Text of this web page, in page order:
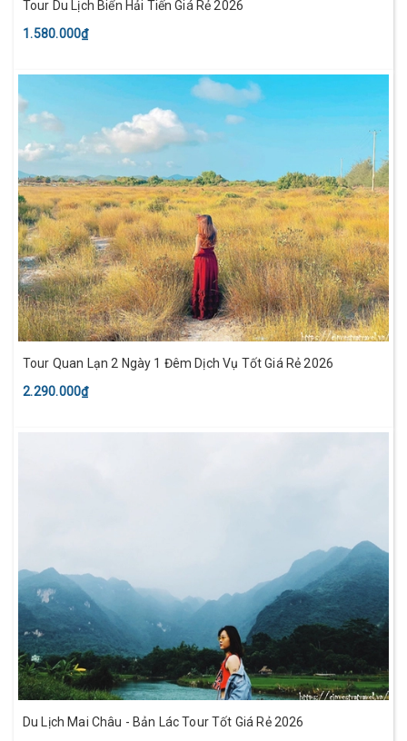
Tour Du Lịch Biển Hải Tiến Giá Rẻ 2026
1.580.000₫
Tour Quan Lạn 2 Ngày 1 Đêm Dịch Vụ Tốt Giá Rẻ 2026
2.290.000₫
Du Lịch Mai Châu - Bản Lác Tour Tốt Giá Rẻ 2026